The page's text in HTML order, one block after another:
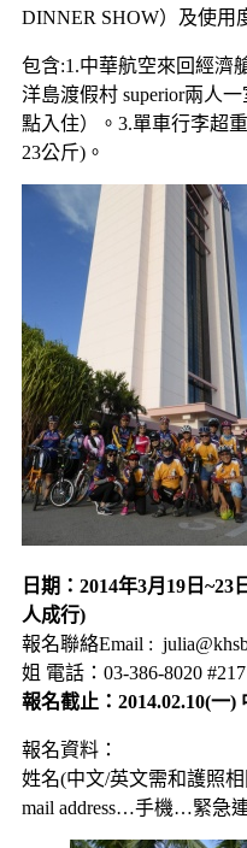
DINNER SHOW）及使用
包含:1.中華航空來回經濟
洋島渡假村 superior兩人
點入住）。3.單車行李超
23公斤)。
日期：2014年3月19日~23
人成行)
報名聯絡Email :
姐 電話：03-386-8020 #217
報名截止：2014.02.10(一)
報名資料：
姓名(中文/英文需和護照
mail address…手機…緊急